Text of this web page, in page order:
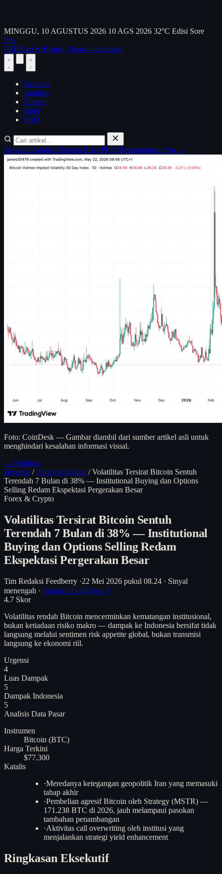
MINGGU, 10 AGUSTUS 2026 10 AGS 2026 32°C Edisi Sore
Pro
FEEDberry Bisnis · Pasar · Indonesia
Beranda
Analisis
Emiten
Brief
PRO
Beranda Analisis Emiten BriefPRO Berlangganan Pro →
Foto: CoinDesk — Gambar diambil dari sumber artikel asli untuk
menghindari kesalahan informasi visual.
← Kembali
Beranda / Forex & Crypto / Volatilitas Tersirat Bitcoin Sentuh
Terendah 7 Bulan di 38% — Institutional Buying dan Options
Selling Redam Ekspektasi Pergerakan Besar
Forex & Crypto
Volatilitas Tersirat Bitcoin Sentuh
Terendah 7 Bulan di 38% — Institutional
Buying dan Options Selling Redam
Ekspektasi Pergerakan Besar
Tim Redaksi Feedberry ·22 Mei 2026 pukul 08.24 · Sinyal
menengah · Sumber: CoinDesk ↗
4.7 Skor
Volatilitas rendah Bitcoin mencerminkan kematangan institusional,
bukan ketiadaan risiko makro — dampak ke Indonesia bersifat tidak
langsung melalui sentimen risk appetite global, bukan transmisi
langsung ke ekonomi riil.
Urgensi
4
Luas Dampak
5
Dampak Indonesia
5
Analisis Data Pasar
Instrumen
Bitcoin (BTC)
Harga Terkini
$77.300
Katalis
·Meredanya ketegangan geopolitik Iran yang memasuki
tahap akhir
·Pembelian agresif Bitcoin oleh Strategy (MSTR) —
171.238 BTC di 2026, jauh melampaui pasokan
tambahan penambangan
·Aktivitas call overwriting oleh institusi yang
menjalankan strategi yield enhancement
Ringkasan Eksekutif